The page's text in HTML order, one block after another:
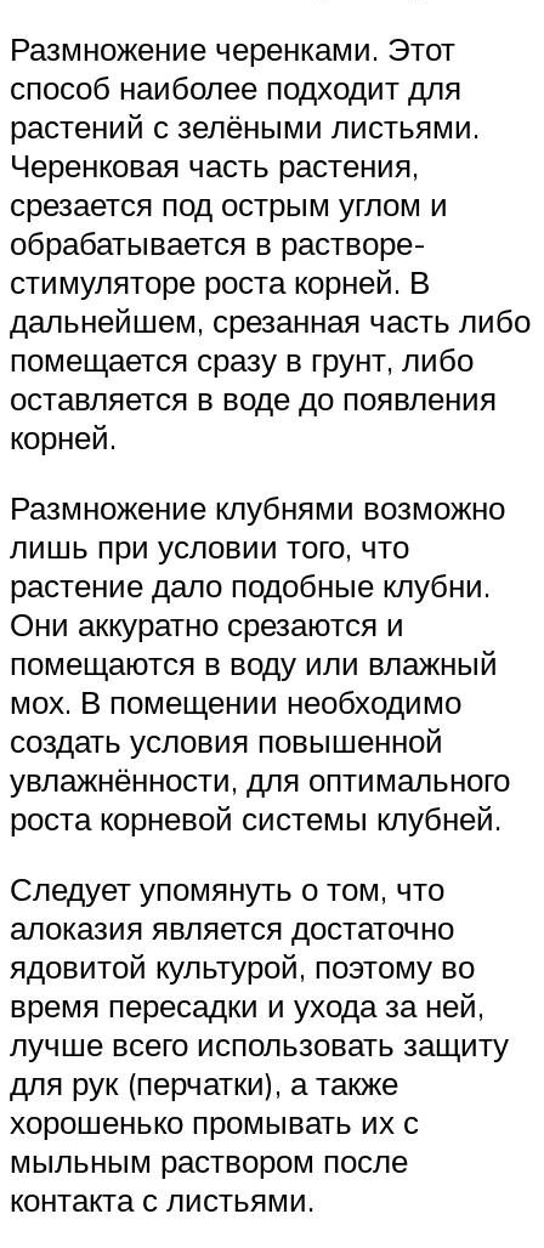
Размножение черенками. Этот
способ наиболее подходит для
растений с зелёными листьями.
Черенковая часть растения,
срезается под острым углом и
обрабатывается в растворе-
стимуляторе роста корней. В
дальнейшем, срезанная часть либо
помещается сразу в грунт, либо
оставляется в воде до появления
корней.
Размножение клубнями возможно
лишь при условии того, что
растение дало подобные клубни.
Они аккуратно срезаются и
помещаются в воду или влажный
мох. В помещении необходимо
создать условия повышенной
увлажнённости, для оптимального
роста корневой системы клубней.
Следует упомянуть о том, что
алоказия является достаточно
ядовитой культурой, поэтому во
время пересадки и ухода за ней,
лучше всего использовать защиту
для рук (перчатки), а также
хорошенько промывать их с
мыльным раствором после
контакта с листьями.